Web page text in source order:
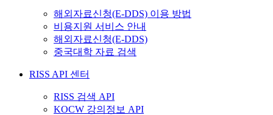
해외자료신청(E-DDS) 이용 방법
비용지원 서비스 안내
해외자료신청(E-DDS)
중국대학 자료 검색
RISS API 센터
RISS 검색 API
KOCW 강의정보 API